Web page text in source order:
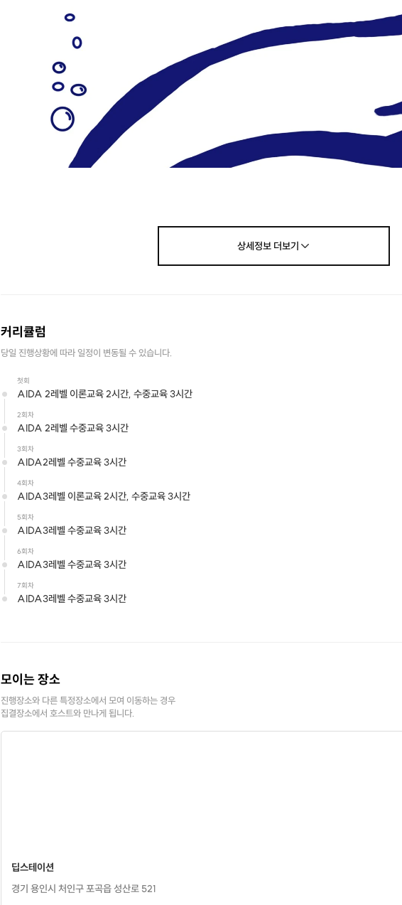
난다바다는 해양수산부 수중레저교육업 정식등록업체 입니다.
상세정보더보기
커리큘럼
당일 진행상황에 따라 일정이 변동될 수 있습니다.
첫회
AIDA 2레벨 이론교육 2시간, 수중교육 3시간
2회차
AIDA 2레벨 수중교육 3시간
3회차
AIDA2레벨 수중교육 3시간
4회차
AIDA3레벨 이론교육 2시간, 수중교육 3시간
5회차
AIDA3레벨 수중교육 3시간
6회차
AIDA3레벨 수중교육 3시간
7회차
AIDA3레벨 수중교육 3시간
모이는 장소
진행장소와 다른 특정장소에서 모여 이동하는 경우
집결장소에서 호스트와 만나게 됩니다.
딥스테이션
경기 용인시 처인구 포곡읍 성산로 521